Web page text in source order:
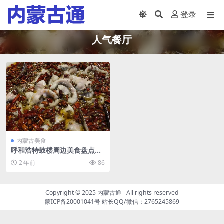
登录
人气餐厅
内蒙古美食
呼和浩特鼓楼周边美食盘点，
5家人气餐厅，都算老牌了
吧？2 年前 86
Copyright © 2025 内蒙古通 - All rights reserved
蒙ICP备20001041号站长QQ/微信：2765245869